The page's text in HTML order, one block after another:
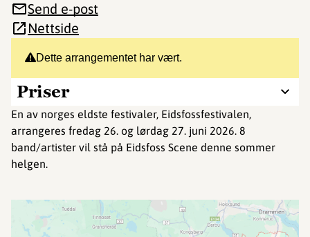
Dette arrangementet har vært.
Priser
En av norges eldste festivaler, Eidsfossfestivalen,
arrangeres fredag 26. og lørdag 27. juni 2026. 8
band/artister vil stå på Eidsfoss Scene denne sommer
helgen.
Send e-post
Nettside